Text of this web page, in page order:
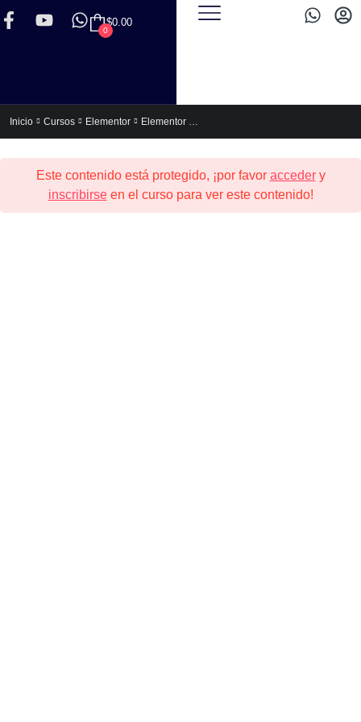
$0.00
0
Inicio Cursos Elementor Elementor Express (Para no Programadores)
Este contenido está protegido, ¡por favor accedery
inscribirseen el curso para ver este contenido!